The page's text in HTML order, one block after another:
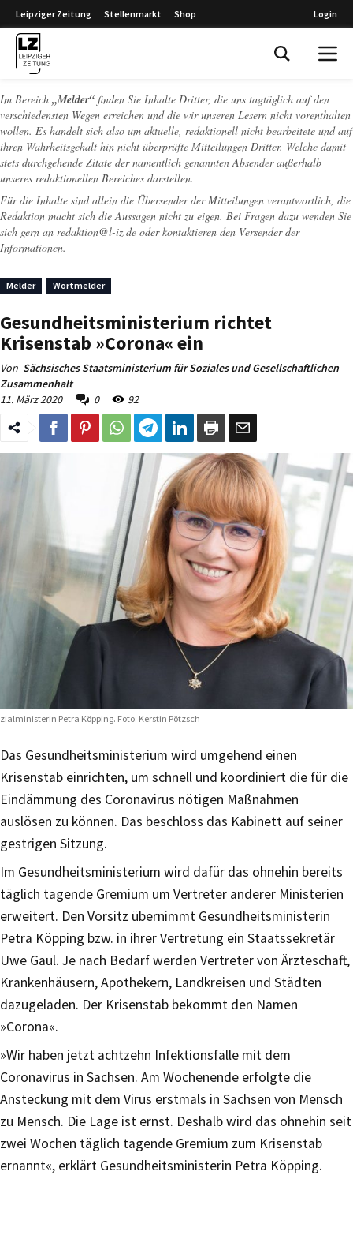
Leipziger Zeitung Stellenmarkt Shop Login
Im Bereich „Melder“ finden Sie Inhalte Dritter, die uns tagtäglich auf den
verschiedensten Wegen erreichen und die wir unseren Lesern nicht vorenthalten
wollen. Es handelt sich also um aktuelle, redaktionell nicht bearbeitete und auf
ihren Wahrheitsgehalt hin nicht überprüfte Mitteilungen Dritter. Welche damit
stets durchgehende Zitate der namentlich genannten Absender außerhalb
unseres redaktionellen Bereiches darstellen.
Für die Inhalte sind allein die Übersender der Mitteilungen verantwortlich, die
Redaktion macht sich die Aussagen nicht zu eigen. Bei Fragen dazu wenden Sie
sich gern an redaktion@l-iz.de oder kontaktieren den Versender der
Informationen.
Melder Wortmelder
Gesundheitsministerium richtet
Krisenstab »Corona« ein
Von Sächsisches Staatsministerium für Soziales und Gesellschaftlichen
Zusammenhalt
11. März 2020
0 92
Petra Köpping. Foto: Kerstin Pötzsch
Das Gesundheitsministerium wird umgehend einen
Krisenstab einrichten, um schnell und koordiniert die für die
Eindämmung des Coronavirus nötigen Maßnahmen
auslösen zu können. Das beschloss das Kabinett auf seiner
gestrigen Sitzung.
Im Gesundheitsministerium wird dafür das ohnehin bereits
täglich tagende Gremium um Vertreter anderer Ministerien
erweitert. Den Vorsitz übernimmt Gesundheitsministerin
Petra Köpping bzw. in ihrer Vertretung ein Staatssekretär
Uwe Gaul. Je nach Bedarf werden Vertreter von Ärzteschaft,
Krankenhäusern, Apothekern, Landkreisen und Städten
dazugeladen. Der Krisenstab bekommt den Namen
»Corona«.
»Wir haben jetzt achtzehn Infektionsfälle mit dem
Coronavirus in Sachsen. Am Wochenende erfolgte die
Ansteckung mit dem Virus erstmals in Sachsen von Mensch
zu Mensch. Die Lage ist ernst. Deshalb wird das ohnehin seit
zwei Wochen täglich tagende Gremium zum Krisenstab
ernannt«, erklärt Gesundheitsministerin Petra Köpping.